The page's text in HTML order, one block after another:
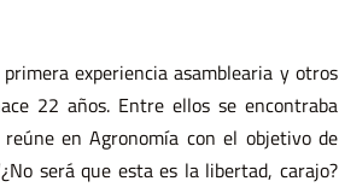
experiencia asamblearia y otros
22 años. Entre ellos se encontraba
en Agronomía con el objetivo de
será que esta es la libertad, carajo?